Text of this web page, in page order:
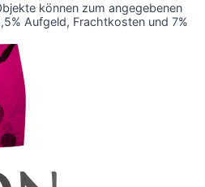
können zum angegebenen
Aufgeld, Frachtkosten und 7%